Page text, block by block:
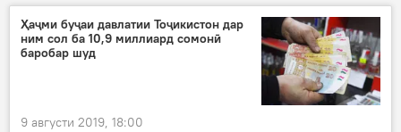
қиммат шудан
Ҳаҷми буҷаи давлатии Тоҷикистон дар
ним сол ба 10,9 миллиард сомонӣ
баробар шуд
9 августи 2019, 18:00